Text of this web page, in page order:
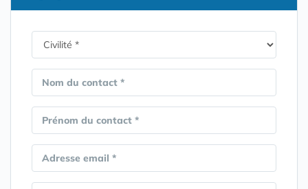
Nom du contact *
Prénom du contact *
Adresse email *